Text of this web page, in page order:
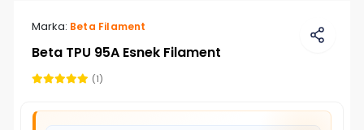
Marka: Beta Filament
Beta TPU 95A Esnek Filament
(1)